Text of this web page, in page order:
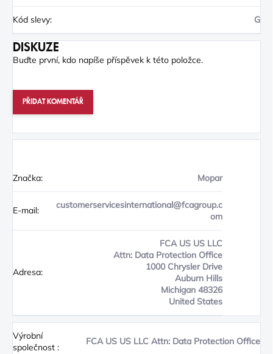
Kód slevy: G
DISKUZE
Buďte první, kdo napíše příspěvek k této položce.
PŘIDAT KOMENTÁŘ
Značka: Mopar
E-mail:
customerservicesinternational@fcagroup.c
om
Adresa:
FCA US US LLC
Attn: Data Protection Office
1000 Chrysler Drive
Auburn Hills
Michigan 48326
United States
Výrobní
společnost :
FCA US US LLC Attn: Data Protection Office